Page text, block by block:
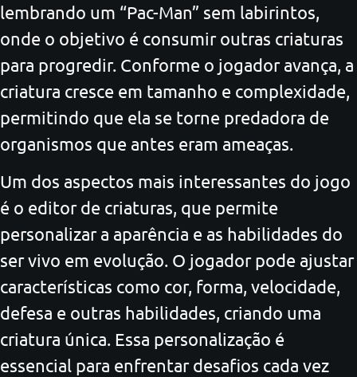
lembrando um “Pac-Man” sem labirintos,
onde o objetivo é consumir outras criaturas
para progredir. Conforme o jogador avança, a
criatura cresce em tamanho e complexidade,
permitindo que ela se torne predadora de
organismos que antes eram ameaças.
Um dos aspectos mais interessantes do jogo
é o editor de criaturas, que permite
personalizar a aparência e as habilidades do
ser vivo em evolução. O jogador pode ajustar
características como cor, forma, velocidade,
defesa e outras habilidades, criando uma
criatura única. Essa personalização é
essencial para enfrentar desafios cada vez